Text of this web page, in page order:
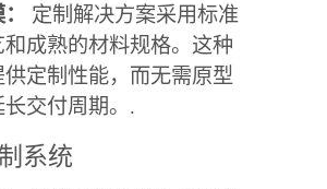
定制解决方案采用标准
成熟的材料规格。这种
定制性能，而无需原型
交付周期。.
系统